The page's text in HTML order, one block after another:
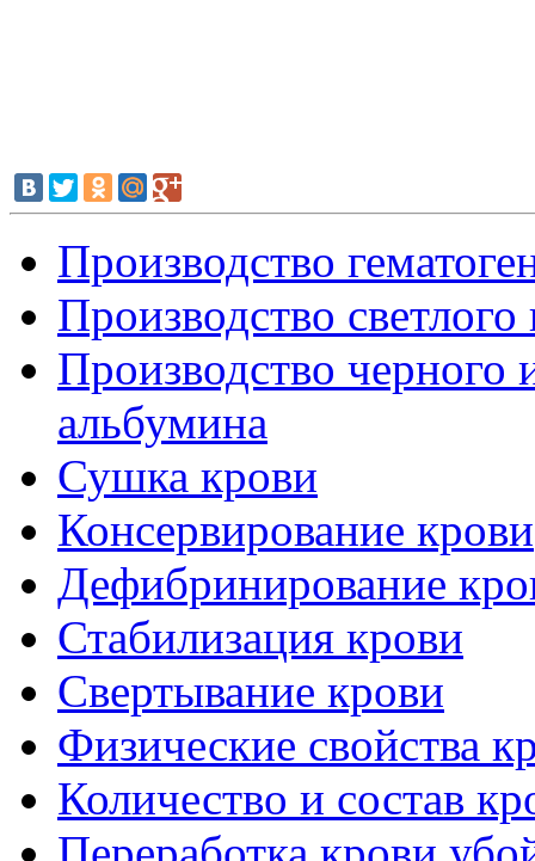
Производство
Производство
Производство черного
альбумина
Сушка крови
Консервирование крови
Дефибринирование
Стабилизация крови
Свертывание крови
Физические свойства
Количество и состав